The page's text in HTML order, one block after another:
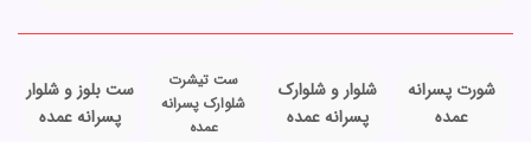
شورت پسرانه
عمده
شلوار و شلوارک
پسرانه عمده
ست تیشرت
شلوارک پسرانه
عمده
ست بلوز و شلوار
پسرانه عمده